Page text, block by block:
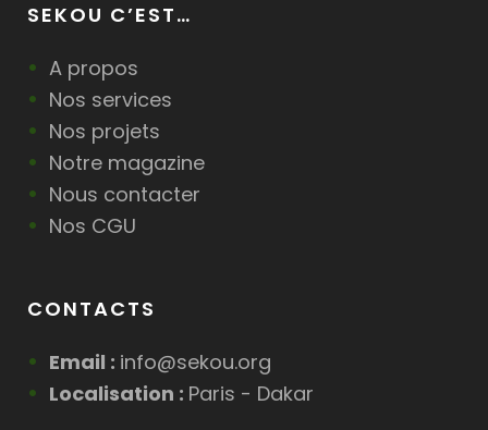
SEKOU C’EST…
A propos
Nos services
Nos projets
Notre magazine
Nous contacter
Nos CGU
CONTACTS
Email : info@sekou.org
Localisation : Paris - Dakar